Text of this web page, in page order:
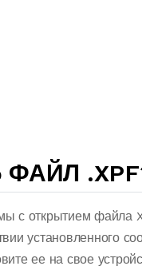
с открытием файла
установленного
ее на свое